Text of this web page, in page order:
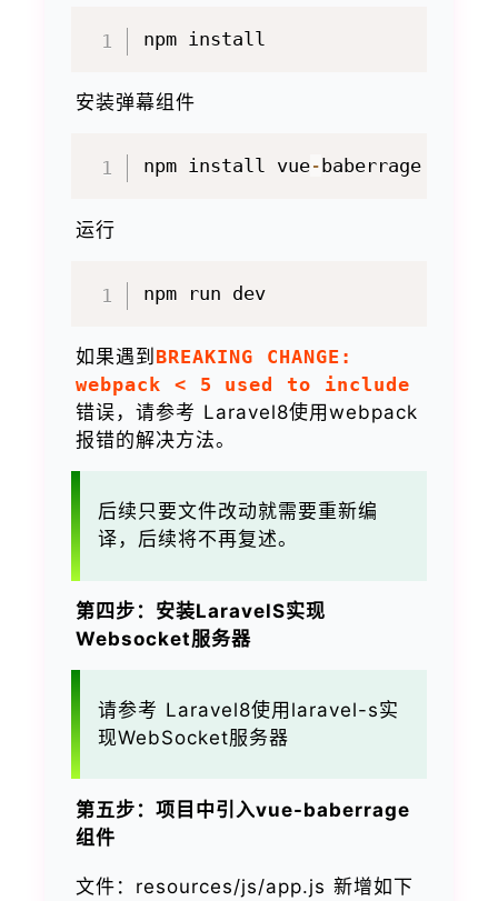
安装弹幕组件
npm install vue- baberrage
运行
npm run dev
如果遇到 BREAKING CHANGE:
webpack < 5 used to include
错误，请参考 Laravel8使用webpack
报错的解决方法。
后续只要文件改动就需要重新编
译，后续将不再复述。
第四步：安装LaravelS实现
Websocket服务器
请参考 Laravel8使用laravel-s实
现WebSocket服务器
第五步：项目中引入vue-baberrage
组件
文件：resources/js/app.js 新增如下